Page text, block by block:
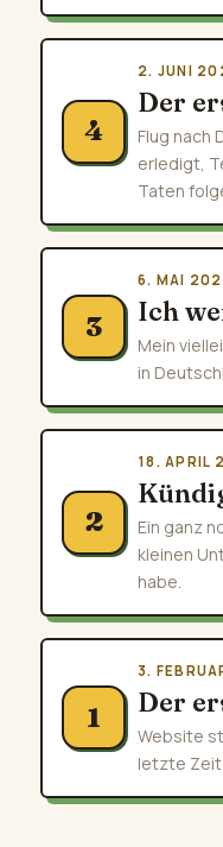
4
2. JUNI
Der
Flug nach
erledigt,
Taten
3
6. MAI
Ich
Mein
in
2
18. APRIL
Ein ganz
kleinen
habe.
1
3.
Der
Website
letzte Zeit